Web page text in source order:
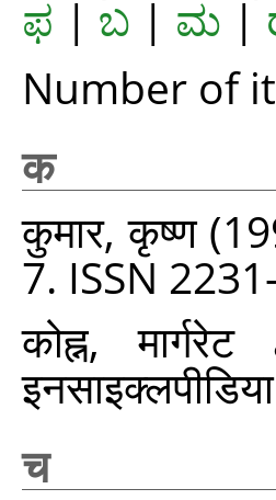
ಫ | ಬ | ಮ |
Number of
क
कुमार, कृष्ण
7. ISSN
कोह्न, मार्गरेट
च